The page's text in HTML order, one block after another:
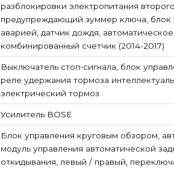
разблокировки электропитания
предупреждающий зуммер ключа, блок
аварией, датчик дождя,
комбинированный счетчик (2014-2017)
Выключатель стоп-сигнала, блок
реле удержания тормоза
электрический тормоз
Усилитель BOSE
Блок управления круговым обзором,
модуль управления автоматической
откидывания, левый / правый,